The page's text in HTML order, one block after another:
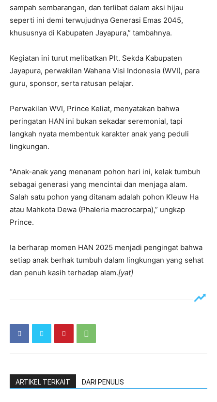
sampah sembarangan, dan terlibat dalam aksi hijau
seperti ini demi terwujudnya Generasi Emas 2045,
khususnya di Kabupaten Jayapura,” tambahnya.
Kegiatan ini turut melibatkan Plt. Sekda Kabupaten
Jayapura, perwakilan Wahana Visi Indonesia (WVI), para
guru, sponsor, serta ratusan pelajar.
Perwakilan WVI, Prince Keliat, menyatakan bahwa
peringatan HAN ini bukan sekadar seremonial, tapi
langkah nyata membentuk karakter anak yang peduli
lingkungan.
“Anak-anak yang menanam pohon hari ini, kelak tumbuh
sebagai generasi yang mencintai dan menjaga alam.
Salah satu pohon yang ditanam adalah pohon Kleuw Ha
atau Mahkota Dewa (Phaleria macrocarpa),” ungkap
Prince.
Ia berharap momen HAN 2025 menjadi pengingat bahwa
setiap anak berhak tumbuh dalam lingkungan yang sehat
dan penuh kasih terhadap alam.[yat]
ARTIKEL TERKAIT DARI PENULIS